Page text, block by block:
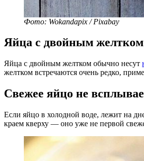
Фото: Wokandapix / Pixabay
Яйца с двойным
Яйца с двойным желтком обычно несут
желтком встречаются очень редко,
Свежее яйцо не
Если яйцо в холодной воде, лежит на
краем кверху — оно уже не первой